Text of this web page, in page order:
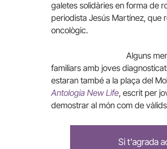
galetes solidàries en forma de
periodista Jesús Martínez, que
oncològic.
Alguns
familiars amb joves
estaran també a la plaça del
Antologia New Life, escrit per
demostrar al món com de
Si t'agrada